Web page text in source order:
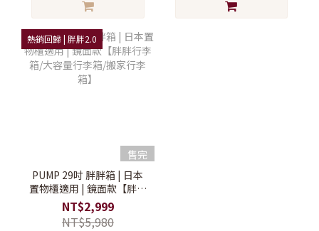
熱銷回歸 | 胖胖2.0
售完
PUMP 29吋 胖胖箱 | 日本
置物櫃適用 | 鏡面款【胖胖
行李箱/大容量行李箱/搬家
行李箱】
NT$2,999
NT$5,980